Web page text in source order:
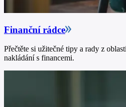
Finanční rádce
Přečtěte si užitečné tipy a rady z
nakládání s financemi.